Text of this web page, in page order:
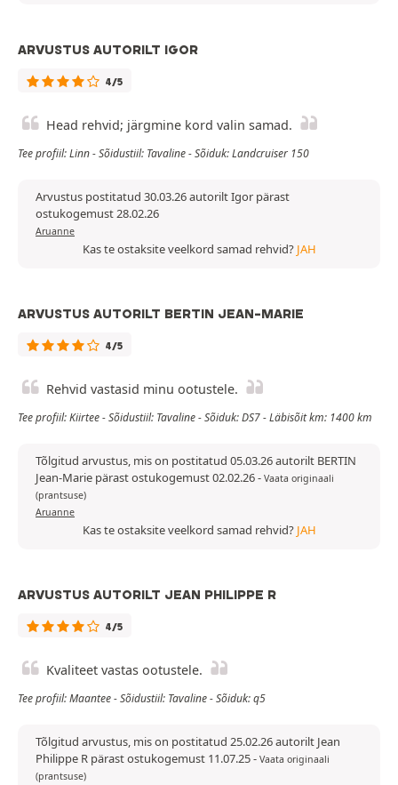
ARVUSTUS AUTORILT IGOR
4/5
Head rehvid; järgmine kord valin samad.
Tee profiil: Linn - Sõidustiil: Tavaline - Sõiduk: Landcruiser 150
Arvustus postitatud 30.03.26 autorilt Igor pärast
ostukogemust 28.02.26
Aruanne
Kas te ostaksite veelkord samad rehvid? JAH
ARVUSTUS AUTORILT BERTIN JEAN-MARIE
4/5
Rehvid vastasid minu ootustele.
Tee profiil: Kiirtee - Sõidustiil: Tavaline - Sõiduk: DS7 - Läbisõit km: 1400 km
Tõlgitud arvustus, mis on postitatud 05.03.26 autorilt BERTIN
Jean-Marie pärast ostukogemust 02.02.26- Vaata originaali
(prantsuse)
Aruanne
Kas te ostaksite veelkord samad rehvid? JAH
ARVUSTUS AUTORILT JEAN PHILIPPE R
4/5
Kvaliteet vastas ootustele.
Tee profiil: Maantee - Sõidustiil: Tavaline - Sõiduk: q5
Tõlgitud arvustus, mis on postitatud 25.02.26 autorilt Jean
Philippe R pärast ostukogemust 11.07.25- Vaata originaali
(prantsuse)